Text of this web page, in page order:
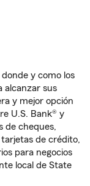
y como los
alcanzar sus
y mejor opción
U.S. Bank® y
de cheques,
de crédito,
para negocios
local de State